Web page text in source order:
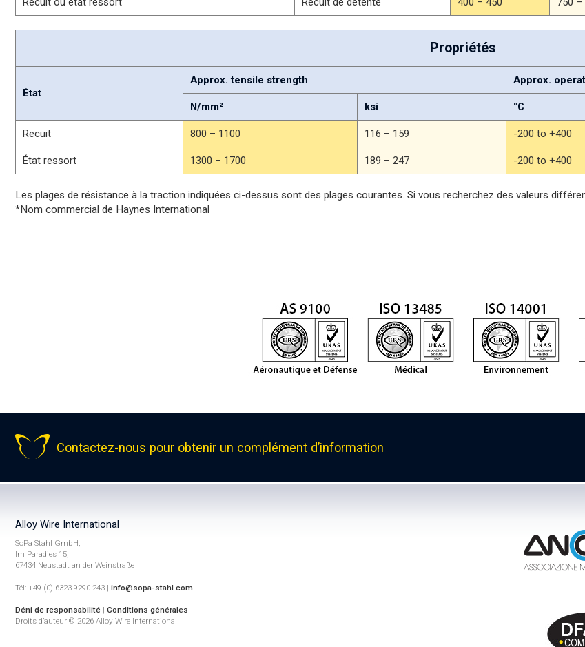
Propriétés
État
Approx. tensile strength Approx.
N/mm² ksi °C
Recuit 800 – 1100 116 – 159 -200 to +400
État ressort 1300 – 1700 189 – 247 -200 to +400
Les plages de résistance à la traction indiquées ci-dessus sont des plages courantes. Si vous recherchez des valeurs
*Nom commercial de Haynes International
Contactez-nous pour obtenir un complément d’information
Alloy Wire International
SoPa Stahl GmbH,
Im Paradies 15,
67434 Neustadt an der Weinstraße
Tél: +49 (0) 6323 9290 243 | info@sopa-stahl.com
Déni de responsabilité | Conditions générales
Droits d’auteur © 2026 Alloy Wire International